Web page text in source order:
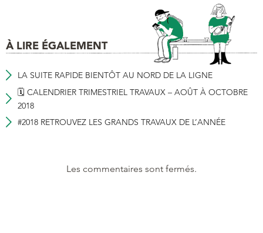
À LIRE ÉGALEMENT
LA SUITE RAPIDE BIENTÔT AU NORD DE LA LIGNE
🗓 CALENDRIER TRIMESTRIEL TRAVAUX – AOÛT À OCTOBRE
2018
#2018 RETROUVEZ LES GRANDS TRAVAUX DE L’ANNÉE
Les commentaires sont fermés.